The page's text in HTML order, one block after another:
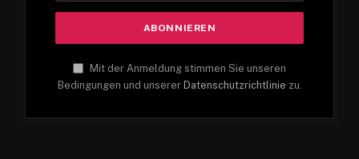
Mit der Anmeldung stimmen Sie unseren
Bedingungen und unserer Datenschutzrichtlinie zu.